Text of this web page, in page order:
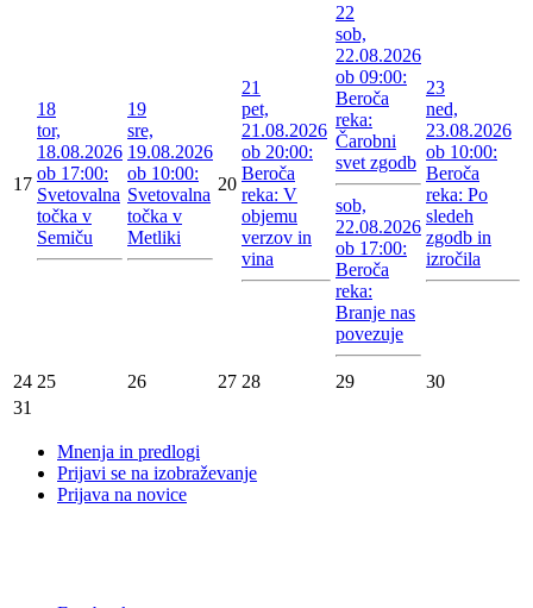
17
18
tor,
18.08.2026
ob 17:00:
Svetovalna
točka v
Semiču
19
sre,
19.08.2026
ob 10:00:
Svetovalna
točka v
Metliki
20
21
pet,
21.08.2026
ob 20:00:
Beroča
reka: V
objemu
verzov in
vina
22
sob,
22.08.2026
ob 09:00:
Beroča
reka:
Čarobni
svet zgodb
sob,
22.08.2026
ob 17:00:
Beroča
reka:
Branje nas
povezuje
23
ned,
23.08.2026
ob 10:00:
Beroča
reka: Po
sledeh
zgodb in
izročila
24 25 26 27 28 29
30
31
Mnenja in predlogi
Prijavi se na izobraževanje
Prijava na novice